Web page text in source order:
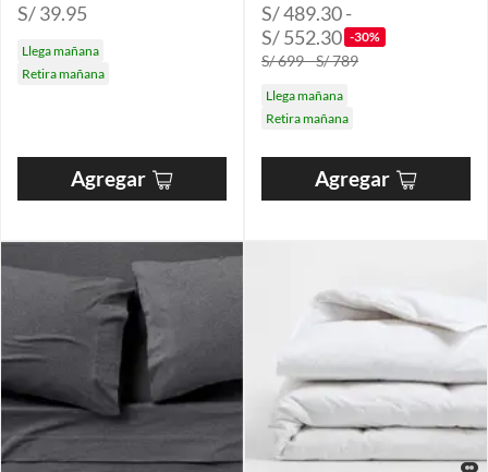
S/ 39.95
Llega mañana
Retira mañana
Agregar
S/ 489.30 -
S/ 552.30 -30%
S/ 699 - S/ 789
Llega mañana
Retira mañana
Agregar